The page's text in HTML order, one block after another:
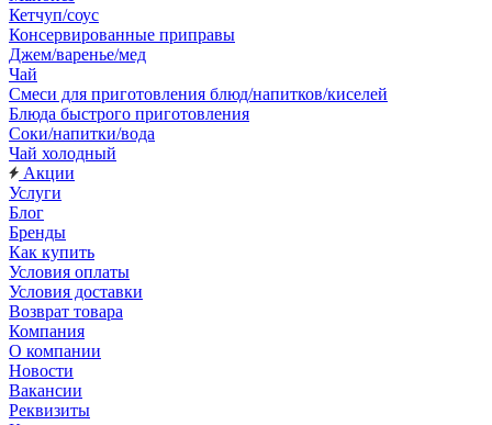
Кетчуп/соус
Консервированные приправы
Джем/варенье/мед
Чай
Смеси для приготовления блюд/напитков/киселей
Блюда быстрого приготовления
Соки/напитки/вода
Чай холодный
Акции
Услуги
Блог
Бренды
Как купить
Условия оплаты
Условия доставки
Возврат товара
Компания
О компании
Новости
Вакансии
Реквизиты